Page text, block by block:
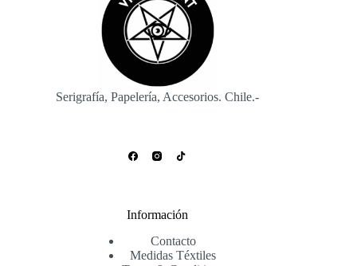
pueden
elegir
en
la
página
producto
Serigrafía, Papelería, Accesorios. Chile.-
Información
Contacto
Medidas Téxtiles